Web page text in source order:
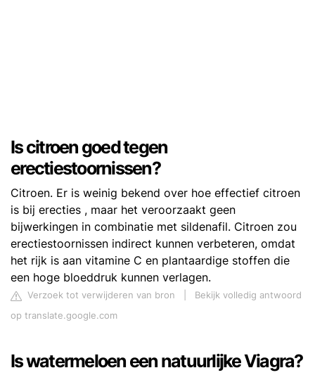
Is citroen goed tegen
erectiestoornissen?
Citroen. Er is weinig bekend over hoe effectief citroen
is bij erecties , maar het veroorzaakt geen
bijwerkingen in combinatie met sildenafil. Citroen zou
erectiestoornissen indirect kunnen verbeteren, omdat
het rijk is aan vitamine C en plantaardige stoffen die
een hoge bloeddruk kunnen verlagen.
Verzoek tot verwijderen van bron
Bekijk volledig antwoord
op translate.google.com
Is watermeloen een natuurlijke Viagra?